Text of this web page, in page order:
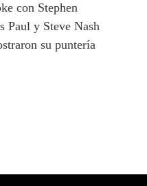
con Stephen
Paul y Steve Nash
su puntería